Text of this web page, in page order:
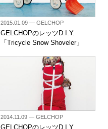
2015.01.09— GELCHOP
GELCHOPのレッツD.I.Y.
「Tricycle Snow Shoveler」
2014.11.09— GELCHOP
GELCHOPのレッツD.I.Y.